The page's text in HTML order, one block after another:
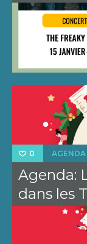
0 AGENDA
Agenda:
dans les